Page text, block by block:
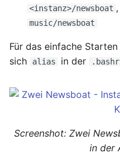
<instanz>/newsboat
music/newsboat
Für das einfache
sich
alias in der
Screenshot: Zwei
in der